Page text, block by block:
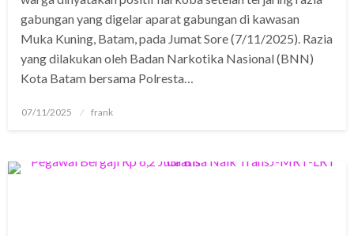
gabungan yang digelar aparat gabungan di kawasan
Muka Kuning, Batam, pada Jumat Sore (7/11/2025). Razia
yang dilakukan oleh Badan Narkotika Nasional (BNN)
Kota Batam bersama Polresta…
Posted
07/11/2025 frank